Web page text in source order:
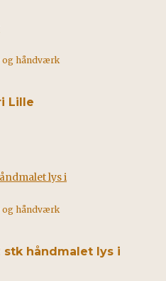
og håndværk
Lille
og håndværk
stk håndmalet lys i